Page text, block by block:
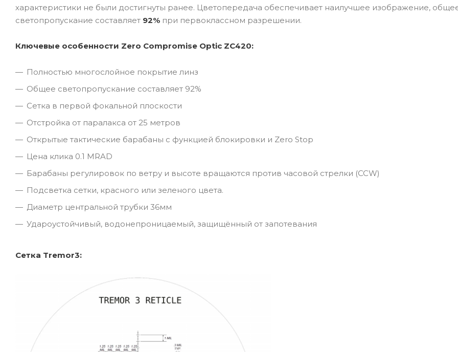
характеристики не были достигнуты ранее. Цветопередача обеспечивает наилучшее изображение,
светопропускание составляет 92% при первоклассном разрешении.
Ключевые особенности Zero Compromise Optic ZC420:
Полностью многослойное покрытие линз
Общее светопропускание составляет 92%
Сетка в первой фокальной плоскости
Отстройка от паралакса от 25 метров
Открытые тактические барабаны с функцией блокировки и Zero Stop
Цена клика 0.1 MRAD
Барабаны регулировок по ветру и высоте вращаются против часовой стрелки (CCW)
Подсветка сетки, красного или зеленого цвета.
Диаметр центральной трубки 36мм
Удароустойчивый, водонепроницаемый, защищённый от запотевания
Сетка Tremor3: